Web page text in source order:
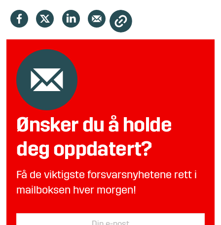
Ønsker du å holde
deg oppdatert?
Få de viktigste forsvarsnyhetene rett i
mailboksen hver morgen!